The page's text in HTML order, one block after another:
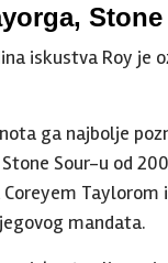
iskustva Roy je
ga najbolje
Sour-u od
Taylorom
mandata.